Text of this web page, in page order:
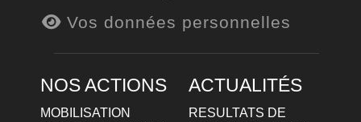
Vos données personnelles
NOS ACTIONS
MOBILISATION
ACTUALITÉS
RESULTATS DE